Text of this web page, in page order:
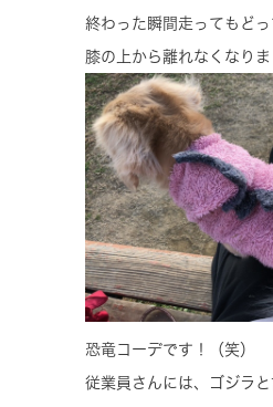
終わった瞬間走ってもどっ
膝の上から離れなくなりま
恐竜コーデです！（笑）
従業員さんには、ゴジラ